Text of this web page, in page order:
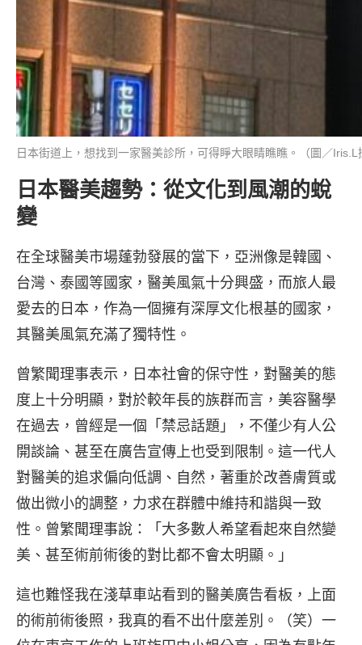
日本街道上，想找到一家醫美診所，可得睜大眼睛瞧瞧。（圖／Iris.L
日本醫美趨勢：從文化到風潮的蛻
變
在全球醫美市場蓬勃發展的當下，亞洲像是韓國、
台灣、泰國等國家，醫美風氣十分興盛，而旅人最
愛去的日本，作為一個擁有深厚文化根基的國家，
其醫美風氣充滿了獨特性。
曾繁聞理事表示，日本社會的保守性，對醫美的態
度上十分明顯，對於較年長的族群而言，美容醫學
在過去，曾經是一個「禁忌話題」，不僅少有人公
開談論、甚至在廣告宣傳上也受到限制。這一代人
對醫美的追求偏向低調、自然，著重於改善膚質或
做出微小的調整，力求在群體中維持和諧與一致
性。曾繁聞理事說：「大多數人希望看起來自然變
美、甚至術前術後的對比都不會太明顯。」
這也難怪我在淺草車站看到的醫美廣告看板，上面
的術前術後照，我真的看不出什麼差別。（笑）一